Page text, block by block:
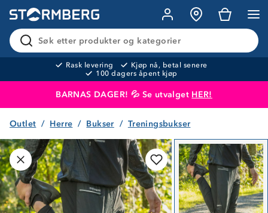
Søk etter produkter og kategorier
Rask levering
Kjøp nå, betal senere
100 dagers åpent kjøp
BARNAS DAGER! 💦 Se utvalget HER!
Produktet er lagt i handlekurven Til kassen
Outlet Herre Bukser Treningsbukser